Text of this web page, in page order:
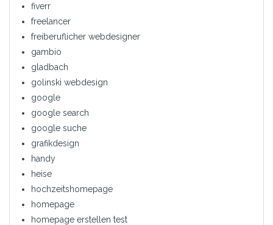
fiverr
freelancer
freiberuflicher webdesigner
gambio
gladbach
golinski webdesign
google
google search
google suche
grafikdesign
handy
heise
hochzeitshomepage
homepage
homepage erstellen test